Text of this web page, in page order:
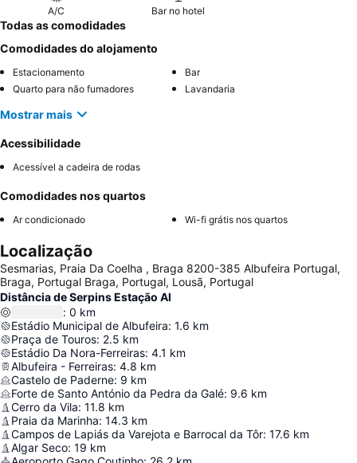
A/C Bar no hotel
Todas as comodidades
Comodidades do alojamento
Estacionamento
Bar
Quarto para não fumadores
Lavandaria
Mostrar mais
Acessibilidade
Acessível a cadeira de rodas
Comodidades nos quartos
Ar condicionado Wi-fi grátis nos quartos
Localização
Sesmarias, Praia Da Coelha , Braga 8200-385 Albufeira Portugal,
Braga, Portugal Braga, Portugal, Lousã, Portugal
Distância de Serpins Estação Al
: 0 km
Estádio Municipal de Albufeira: 1.6 km
Praça de Touros: 2.5 km
Estádio Da Nora-Ferreiras: 4.1 km
Albufeira - Ferreiras: 4.8 km
Castelo de Paderne: 9 km
Forte de Santo António da Pedra da Galé: 9.6 km
Cerro da Vila: 11.8 km
Praia da Marinha: 14.3 km
Campos de Lapiás da Varejota e Barrocal da Tôr: 17.6 km
Algar Seco: 19 km